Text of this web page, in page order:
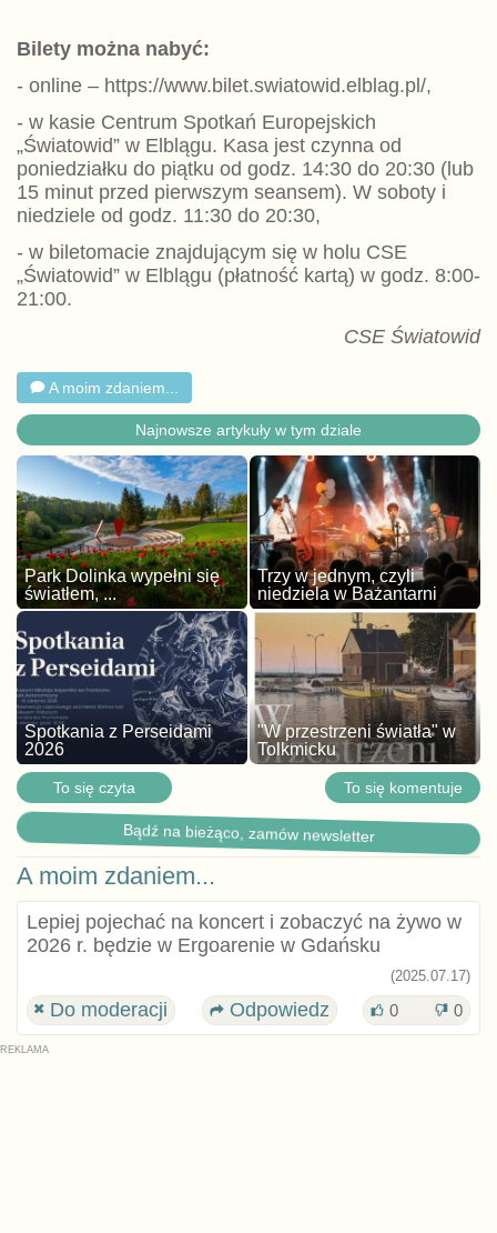
Bilety można nabyć:
- online – https://www.bilet.swiatowid.elblag.pl/,
- w kasie Centrum Spotkań Europejskich
„Światowid” w Elblągu. Kasa jest czynna od
poniedziałku do piątku od godz. 14:30 do 20:30 (lub
15 minut przed pierwszym seansem). W soboty i
niedziele od godz. 11:30 do 20:30,
- w biletomacie znajdującym się w holu CSE
„Światowid” w Elblągu (płatność kartą) w godz. 8:00-
21:00.
CSE Światowid
A moim zdaniem...
Najnowsze artykuły w tym dziale
Park Dolinka wypełni się
światłem, ...
Trzy w jednym, czyli
niedziela w Bażantarni
Spotkania z Perseidami
2026
"W przestrzeni światła" w
Tolkmicku
To się czyta To się komentuje
Bądź na bieżąco, zamów newsletter
A moim zdaniem...
Lepiej pojechać na koncert i zobaczyć na żywo w
2026 r. będzie w Ergoarenie w Gdańsku
(2025.07.17)
Do moderacji Odpowiedz 0 0